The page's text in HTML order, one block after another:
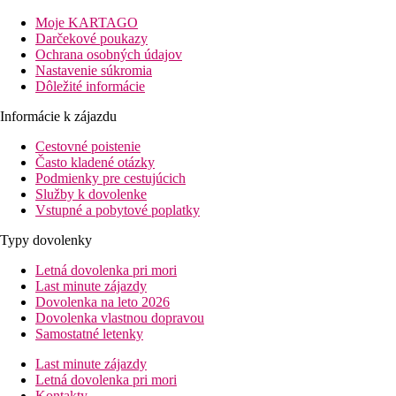
Izby
Dvojlôžková izba, Deluxe
Ostatné typy izieb (pokiaľ nie je uvedené inak, majú izby
Dvojlôžková izba, Deluxe, Výhľad mora:
Dvojposteľová izba, Deluxe, Cozy:
Pláž
Stravovanie
Raňajky
formou bufetu
Polpenzia
servírovaná večera - šalát alebo polievka (podľa
Športová ponuka
n/a
Zábava
n/a
Deti
n/a
Moje KARTAGO
Darčekové poukazy
Ochrana osobných údajov
Nastavenie súkromia
Dôležité informácie
Informácie k zájazdu
Cestovné poistenie
Často kladené otázky
Podmienky pre cestujúcich
Služby k dovolenke
Vstupné a pobytové poplatky
Typy dovolenky
Letná dovolenka pri mori
Last minute zájazdy
Dovolenka na leto 2026
Dovolenka vlastnou dopravou
Samostatné letenky
Last minute zájazdy
Letná dovolenka pri mori